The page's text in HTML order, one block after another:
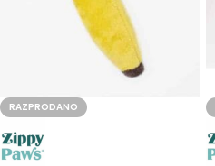
RAZPRODANO